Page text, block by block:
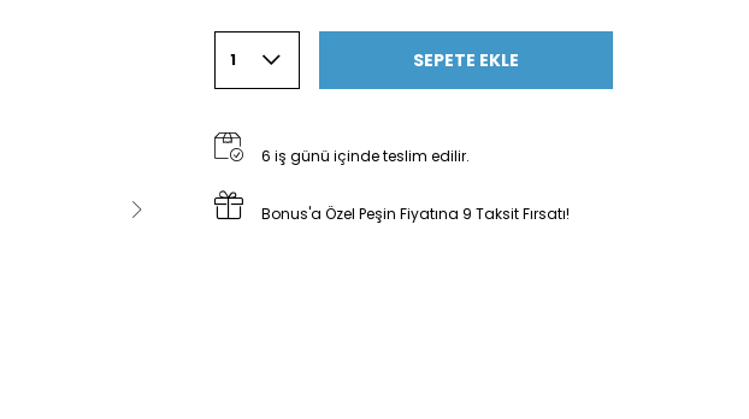
1 SEPETE EKLE
6 iş günü içinde teslim edilir.
Bonus'a Özel Peşin Fiyatına 9 Taksit Fırsatı!